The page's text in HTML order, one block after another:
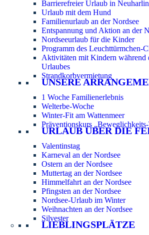
Barrierefreier Urlaub in
Urlaub mit dem Hund
Familienurlaub an der Nordsee
Entspannung und Aktion an der
Nordseeurlaub für die Kinder
Programm des Leuchttürmchen-
Aktivitäten mit Kindern während
Urlaubes
Strandkorbvermietung
UNSERE
1 Woche Familienerlebnis
Welterbe-Woche
Winter-Fit am Wattenmeer
Präventionskurs
URLAUB ÜBER DIE
Valentinstag
Karneval an der Nordsee
Ostern an der Nordsee
Muttertag an der Nordsee
Himmelfahrt an der Nordsee
Pfingsten an der Nordsee
Nordsee-Urlaub im Winter
Weihnachten an der Nordsee
Silvester
LIEBLINGSPLÄTZE